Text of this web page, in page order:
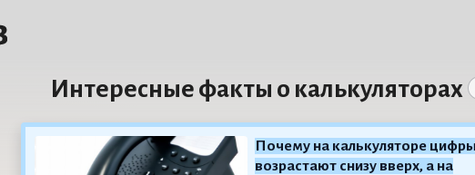
Интересные факты о калькуляторах
Почему на калькуляторе цифры
возрастают снизу вверх, а на